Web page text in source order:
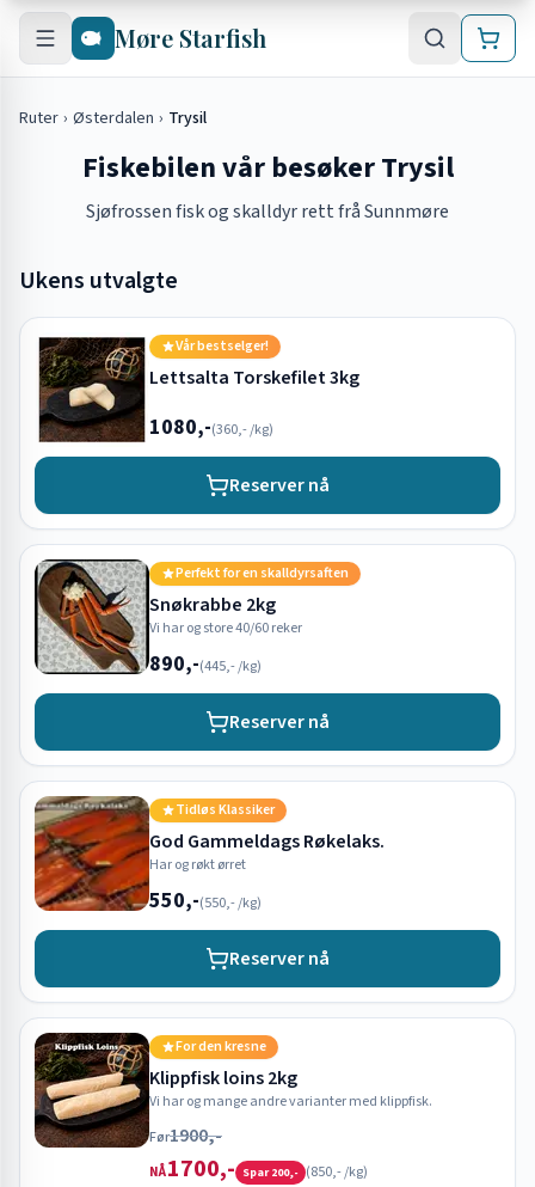
Hopp til hovedinnhold
Møre Starfish
Ruter › Østerdalen › Trysil
Fiskebilen vår besøker Trysil
Sjøfrossen fisk og skalldyr rett frå Sunnmøre
Ukens utvalgte
Vår bestselger!
Lettsalta Torskefilet 3kg
1080,-(360,-/kg)
Reserver nå
Perfekt for en skalldyrsaften
Snøkrabbe 2kg
Vi har og store 40/60 reker
890,-(445,-/kg)
Reserver nå
Tidløs Klassiker
God Gammeldags Røkelaks.
Har og røkt ørret
550,-(550,-/kg)
Reserver nå
For den kresne
Klippfisk loins 2kg
Vi har og mange andre varianter med klippfisk.
Før1900,-
NÅ1700,- Spar200,- (850,-/kg)